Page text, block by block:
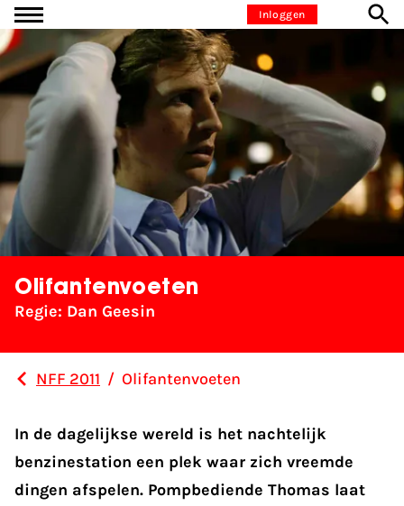
Ga naar inhoudInloggen
Olifantenvoeten
Regie: Dan Geesin
NFF 2011 / Olifantenvoeten
In de dagelijkse wereld is het nachtelijk
benzinestation een plek waar zich vreemde
dingen afspelen. Pompbediende Thomas laat